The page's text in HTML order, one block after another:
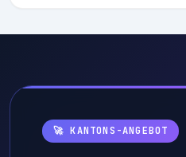
🚀 KANTONS-ANGEBOT